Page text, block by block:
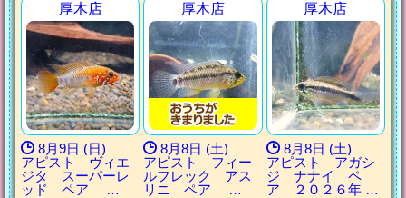
厚木店
8月9日 (日)
アピスト ヴィエ
ジタ スーパーレ
ッド ペア …
厚木店
8月8日 (土)
アピスト フィー
ルフレック アス
リニ ペア …
厚木店
8月8日 (土)
アピスト アガシ
ジ ナナイ ペ
ア ２０２６年 …